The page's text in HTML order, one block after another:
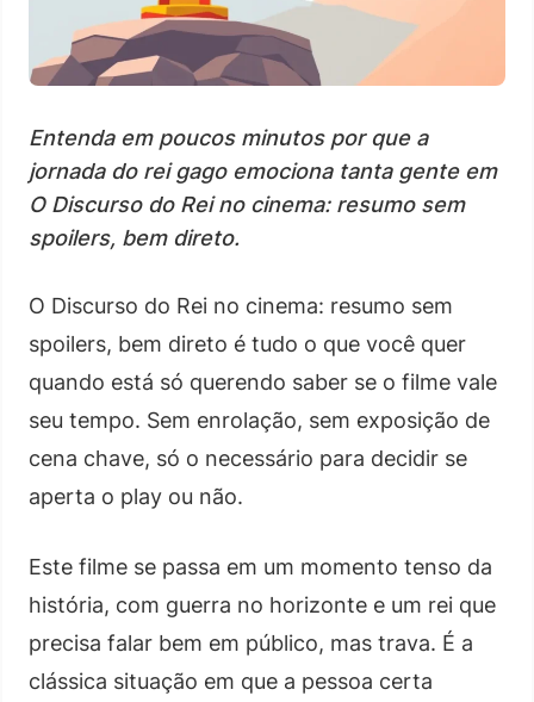
Entenda em poucos minutos por que a
jornada do rei gago emociona tanta gente em
O Discurso do Rei no cinema: resumo sem
spoilers, bem direto.
O Discurso do Rei no cinema: resumo sem
spoilers, bem direto é tudo o que você quer
quando está só querendo saber se o filme vale
seu tempo. Sem enrolação, sem exposição de
cena chave, só o necessário para decidir se
aperta o play ou não.
Este filme se passa em um momento tenso da
história, com guerra no horizonte e um rei que
precisa falar bem em público, mas trava. É a
clássica situação em que a pessoa certa